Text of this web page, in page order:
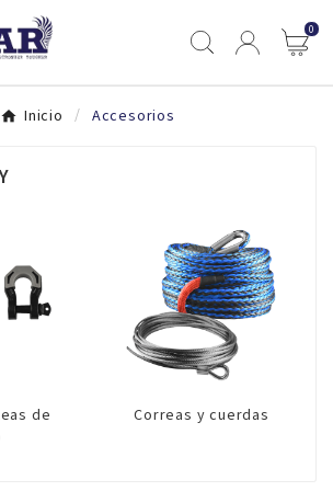
0
Inicio Accesorios
de
Correas y cuerdas